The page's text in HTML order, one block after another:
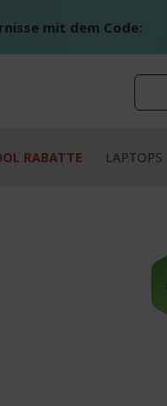
mit dem Code:
RABATTE LAPTOPS